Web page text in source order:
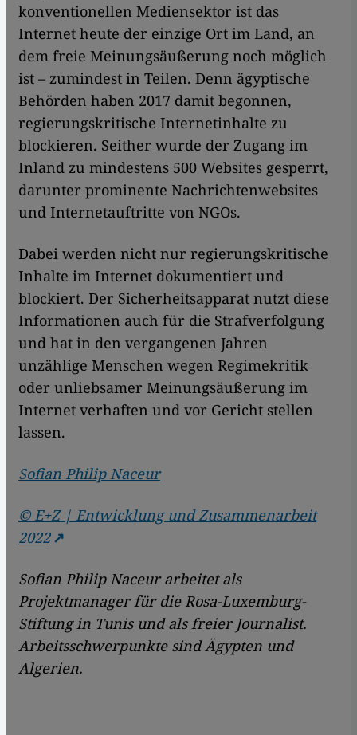
konventionellen Mediensektor ist das
Internet heute der einzige Ort im Land, an
dem freie Meinungsäußerung noch möglich
ist – zumindest in Teilen. Denn ägyptische
Behörden haben 2017 damit begonnen,
regierungskritische Internetinhalte zu
blockieren. Seither wurde der Zugang im
Inland zu mindestens 500 Websites gesperrt,
darunter prominente Nachrichtenwebsites
und Internetauftritte von NGOs.
Dabei werden nicht nur regierungskritische
Inhalte im Internet dokumentiert und
blockiert. Der Sicherheitsapparat nutzt diese
Informationen auch für die Strafverfolgung
und hat in den vergangenen Jahren
unzählige Menschen wegen Regimekritik
oder unliebsamer Meinungsäußerung im
Internet verhaften und vor Gericht stellen
lassen.
Sofian Philip Naceur
© E+Z | Entwicklung und Zusammenarbeit
2022
Sofian Philip Naceur arbeitet als
Projektmanager für die Rosa-Luxemburg-
Stiftung in Tunis und als freier Journalist.
Arbeitsschwerpunkte sind Ägypten und
Algerien.